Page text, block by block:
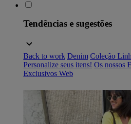
Tendências e sugestões
Back to work Denim Coleção
Personalize seus itens! Os nossos
Exclusivos Web